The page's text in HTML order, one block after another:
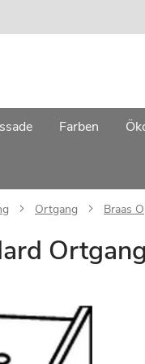
Farben
Ortgang Braas